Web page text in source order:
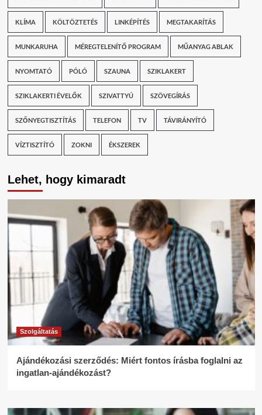
KLÍMA KÖLTÖZTETÉS LINKÉPÍTÉS MEGTAKARÍTÁS
MUNKARUHA MÉREGTELENÍTŐ PROGRAM MŰANYAG ABLAK
NYOMTATÓ PÓLÓ SZAUNA SZIKLAKERT
SZIKLAKERTI ÉVELŐK SZIVATTYÚ SZÖVEGÍRÁS
SZŐNYEGTISZTÍTÁS TELEFON TV TÁVIRÁNYÍTÓ
VÍZTISZTÍTÓ ZOKNI ÉKSZEREK
Lehet, hogy kimaradt
Szolgáltatás
Ajándékozási szerződés: Miért fontos írásba foglalni az
ingatlan-ajándékozást?